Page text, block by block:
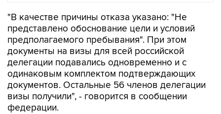
"В качестве причины отказа указано: "Не
представлено обоснование цели и условий
предполагаемого пребывания". При этом
документы на визы для всей российской
делегации подавались одновременно и с
одинаковым комплектом подтверждающих
документов. Остальные 56 членов делегации
визы получили", - говорится в сообщении
федерации.